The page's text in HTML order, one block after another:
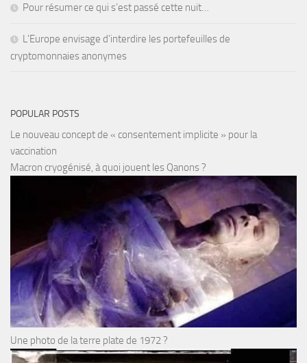
Pour résumer ce qui s’est passé cette nuit…
L’Europe envisage d’interdire les portefeuilles de
cryptomonnaies anonymes
POPULAR POSTS
Le nouveau concept de « consentement implicite » pour la
vaccination
Macron cryogénisé, à quoi jouent les Qanons ?
Une photo de la terre plate de 1972 ?